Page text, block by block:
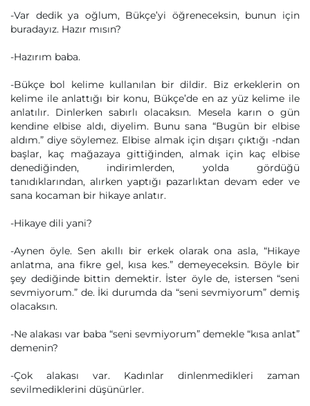
-Var dedik ya oğlum, Bükçe’yi öğreneceksin, bunun için
buradayız. Hazır mısın?
-Hazırım baba.
-Bükçe bol kelime kullanılan bir dildir. Biz erkeklerin on
kelime ile anlattığı bir konu, Bükçe’de en az yüz kelime ile
anlatılır. Dinlerken sabırlı olacaksın. Mesela karın o gün
kendine elbise aldı, diyelim. Bunu sana “Bugün bir elbise
aldım.” diye söylemez. Elbise almak için dışarı çıktığı -ndan
başlar, kaç mağazaya gittiğinden, almak için kaç elbise
denediğinden, indirimlerden, yolda gördüğü
tanıdıklarından, alırken yaptığı pazarlıktan devam eder ve
sana kocaman bir hikaye anlatır.
-Hikaye dili yani?
-Aynen öyle. Sen akıllı bir erkek olarak ona asla, “Hikaye
anlatma, ana fikre gel, kısa kes.” demeyeceksin. Böyle bir
şey dediğinde bittin demektir. İster öyle de, istersen “seni
sevmiyorum.” de. İki durumda da “seni sevmiyorum” demiş
olacaksın.
-Ne alakası var baba “seni sevmiyorum” demekle “kısa anlat”
demenin?
-Çok alakası var. Kadınlar dinlenmedikleri zaman
sevilmediklerini düşünürler.